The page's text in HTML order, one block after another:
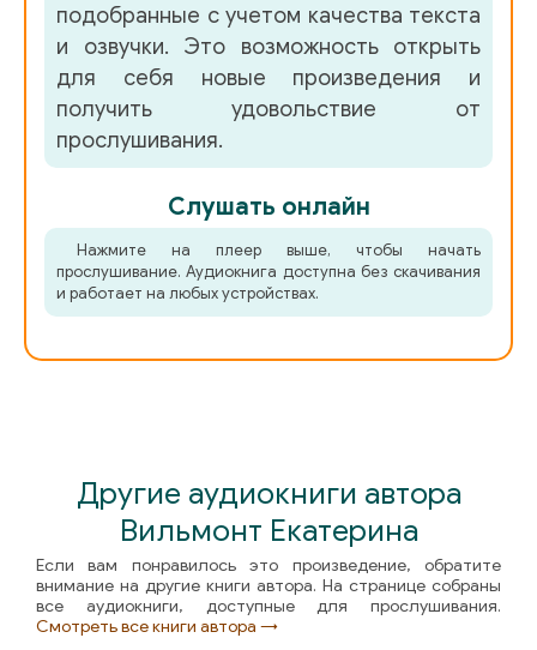
Deti_Galaktiki_59
Deti_Galaktiki_60
Deti_Galaktiki_61
Deti_Galaktiki_63
Deti_Galaktiki_64
Deti_Galaktiki_65
Deti_Galaktiki_69
Deti_Galaktiki_70
Deti_Galaktiki_71
Deti_Galaktiki_72
подобранные с учетом качества текста
и озвучки. Это возможность открыть
для себя новые произведения и
получить удовольствие от
прослушивания.
Слушать онлайн
Нажмите на плеер выше, чтобы начать
прослушивание. Аудиокнига доступна без скачивания
и работает на любых устройствах.
Другие аудиокниги автора
Вильмонт Екатерина
Если вам понравилось это произведение, обратите
внимание на другие книги автора. На странице собраны
все аудиокниги, доступные для прослушивания.
Смотреть все книги автора →